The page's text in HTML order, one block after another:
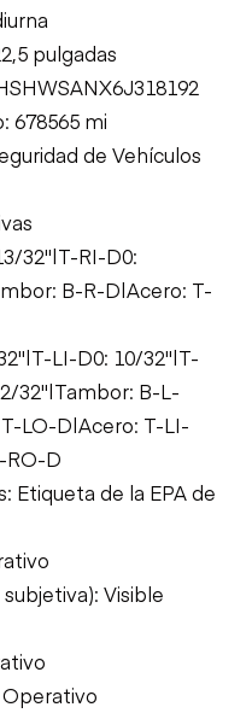
pulgadas
678565 mi
de Vehículos
32"|T-RI-D0:
B-R-D|Acero: T-
LI-D0: 10/32"|T-
32"|Tambor: B-L-
LO-D|Acero: T-LI-
RO-D
Etiqueta de la EPA de
Visible